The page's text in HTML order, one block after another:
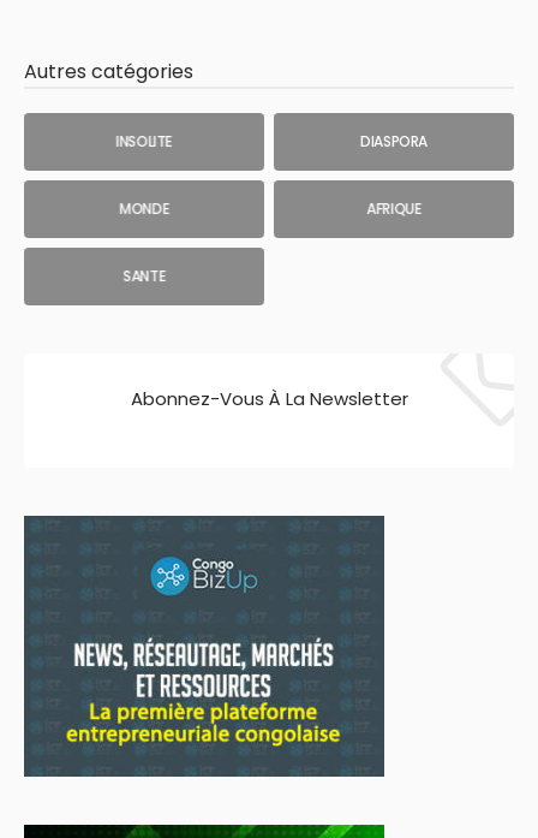
Autres catégories
INSOLITE DIASPORA
MONDE AFRIQUE
SANTE
Abonnez-Vous À La Newsletter